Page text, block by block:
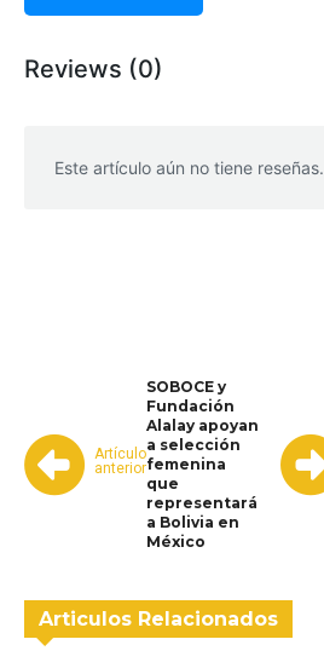
Reviews (0)
Este artículo aún no tiene reseñas.
Artículo
anterior
SOBOCE y
Fundación
Alalay apoyan
a selección
femenina
que
representará
a Bolivia en
México
Articulos Relacionados